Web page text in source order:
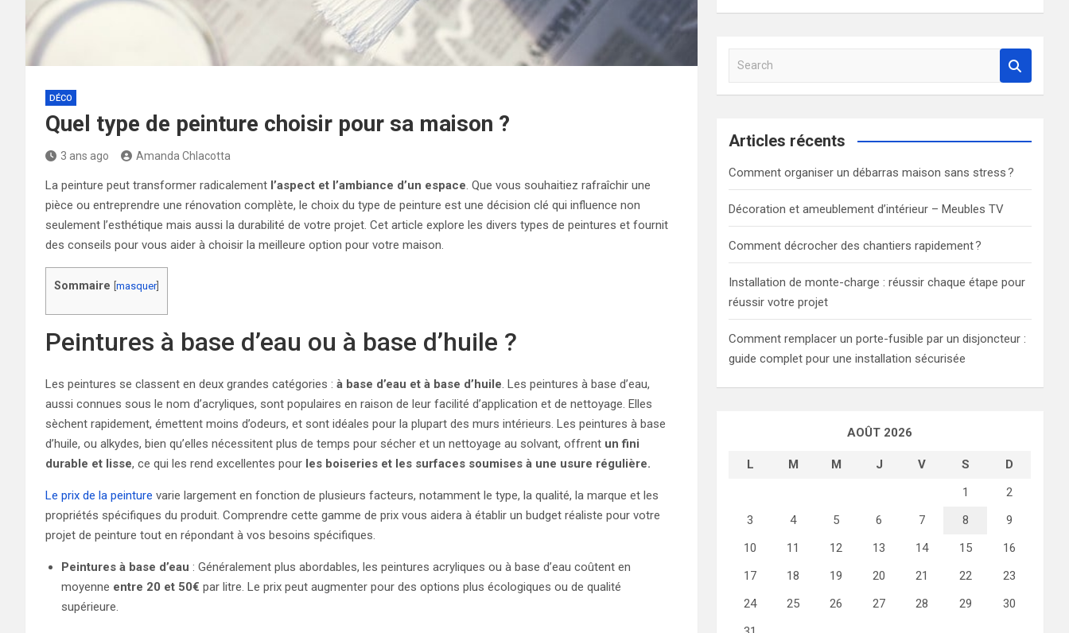
DÉCO
Quel type de peinture choisir pour sa maison ?
3 ans ago Amanda Chlacotta
La peinture peut transformer radicalement l’aspect et l’ambiance d’un espace. Que vous souhaitiez rafraîchir une
pièce ou entreprendre une rénovation complète, le choix du type de peinture est une décision clé qui influence non
seulement l’esthétique mais aussi la durabilité de votre projet. Cet article explore les divers types de peintures et fournit
des conseils pour vous aider à choisir la meilleure option pour votre maison.
Sommaire [masquer]
Peintures à base d’eau ou à base d’huile ?
Les peintures se classent en deux grandes catégories : à base d’eau et à base d’huile. Les peintures à base d’eau,
aussi connues sous le nom d’acryliques, sont populaires en raison de leur facilité d’application et de nettoyage. Elles
sèchent rapidement, émettent moins d’odeurs, et sont idéales pour la plupart des murs intérieurs. Les peintures à base
d’huile, ou alkydes, bien qu’elles nécessitent plus de temps pour sécher et un nettoyage au solvant, offrent un fini
durable et lisse, ce qui les rend excellentes pour les boiseries et les surfaces soumises à une usure régulière.
Le prix de la peinture varie largement en fonction de plusieurs facteurs, notamment le type, la qualité, la marque et les
propriétés spécifiques du produit. Comprendre cette gamme de prix vous aidera à établir un budget réaliste pour votre
projet de peinture tout en répondant à vos besoins spécifiques.
Peintures à base d’eau : Généralement plus abordables, les peintures acryliques ou à base d’eau coûtent en
moyenne entre 20 et 50€ par litre. Le prix peut augmenter pour des options plus écologiques ou de qualité
supérieure.
a
c
Articles récents
Comment organiser un débarras maison sans stress ?
Décoration et ameublement d’intérieur – Meubles TV
Comment décrocher des chantiers rapidement ?
Installation de monte-charge : réussir chaque étape pour
réussir votre projet
Comment remplacer un porte-fusible par un disjoncteur :
guide complet pour une installation sécurisée
AOÛT 2026
L M M J V S
D
1
2
3
4 5 6 7 8
9
10
11 12 13 14 15
16
17
18 19 20 21 22
23
24
25 26 27 28 29
30